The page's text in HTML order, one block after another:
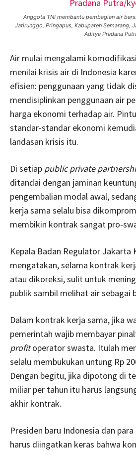
Anggota TNI membantu pembagian air
Jatirunggo, Pringapus, Kabupaten Semarang,
Aditya Pradana
Air mulai mengalami
menilai krisis air di Indonesia
efisien: penggunaan yang tidak
mendisiplinkan penggunaan air
harga ekonomi terhadap air.
standar-standar ekonomi
landasan krisis itu.
Di setiap public private
ditandai dengan jaminan
pengembalian modal awal,
kerja sama selalu bisa
membikin kontrak sangat pro-
Kepala Badan Regulator Jakarta
mengatakan, selama kontrak
atau dikoreksi, sulit untuk
publik sambil melihat air sebagai
Dalam kontrak kerja sama, jika
pemerintah wajib membayar
profitoperator swasta. Itulah
selalu membukukan untung Rp
Dengan begitu, jika dipotong di
miliar per tahun itu harus
akhir kontrak.
Presiden baru Indonesia dan
harus diingatkan keras bahwa